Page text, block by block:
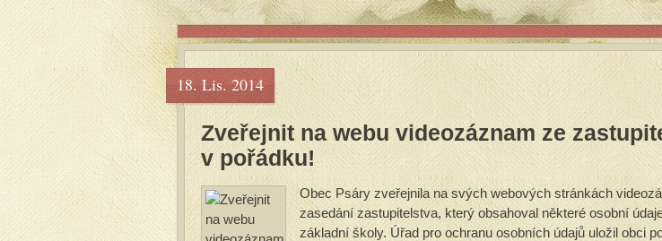
18. Lis. 2014
Zveřejnit na webu videozáznam ze
v pořádku!
Obec Psáry zveřejnila na svých webových stránkách
zasedání zastupitelstva, který obsahoval některé osobní
základní školy. Úřad pro ochranu osobních údajů uložil obci